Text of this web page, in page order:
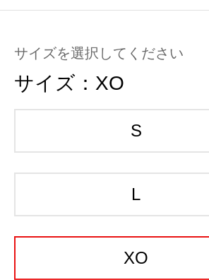
サイズを選択してください
サイズ： XO
S
L
XO